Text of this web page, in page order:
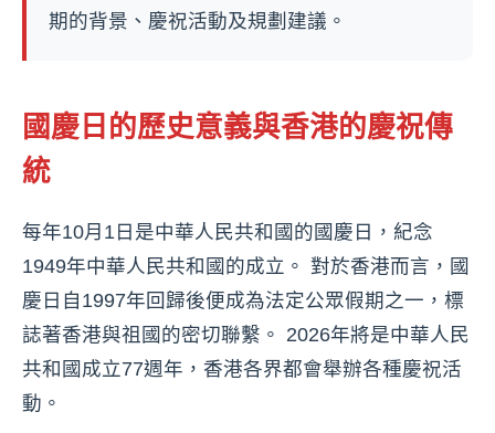
期的背景、慶祝活動及規劃建議。
國慶日的歷史意義與香港的慶祝傳
統
每年10月1日是中華人民共和國的國慶日，紀念
1949年中華人民共和國的成立。 對於香港而言，國
慶日自1997年回歸後便成為法定公眾假期之一，標
誌著香港與祖國的密切聯繫。 2026年將是中華人民
共和國成立77週年，香港各界都會舉辦各種慶祝活
動。